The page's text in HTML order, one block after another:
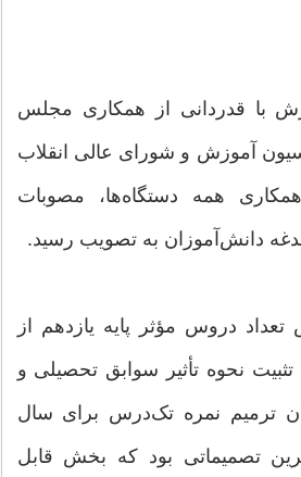
با قدردانی از همکاری مجلس
آموزش و شورای عالی انقلاب
همه دستگاه‌ها، مصوبات
دانش‌آموزان به تصویب رسید.
دروس مؤثر پایه یازدهم از
۶ درس، تثبیت نحوه تأثیر سوابق تحصیلی و
ترمیم نمره تک‌درس برای سال
تصمیماتی بود که بخش قابل